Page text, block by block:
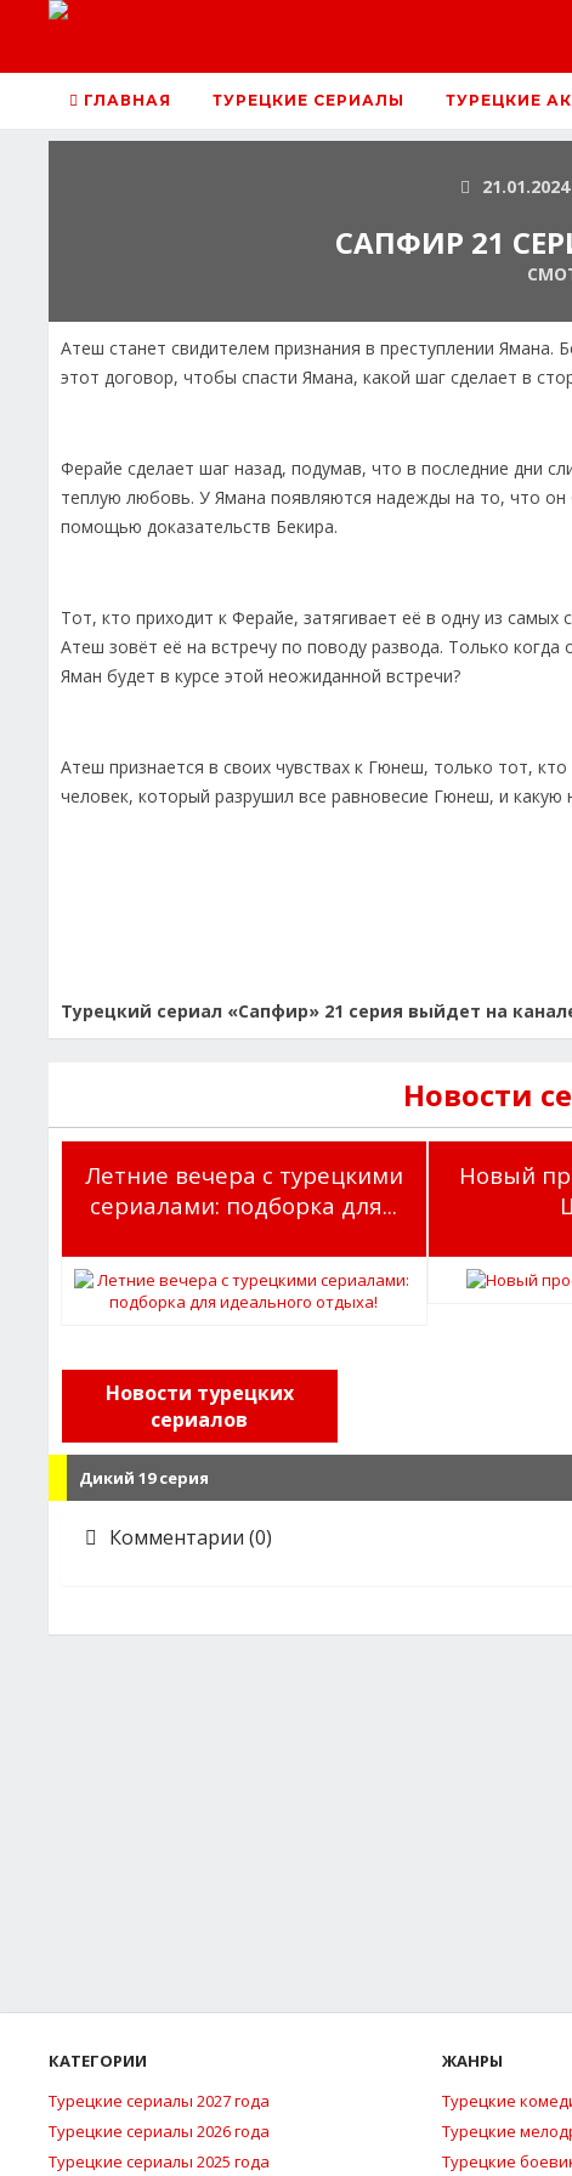
ГЛАВНАЯ ТУРЕЦКИЕ СЕРИАЛЫ ТУРЕЦКИЕ
21.01.2024
САПФИР 21
Атеш станет свидителем признания в преступлении Ямана.
этот договор, чтобы спасти Ямана, какой шаг сделает в
Ферайе сделает шаг назад, подумав, что в последние дни
теплую любовь. У Ямана появляются надежды на то, что он
помощью доказательств Бекира.
Тот, кто приходит к Ферайе, затягивает её в одну из
Атеш зовёт её на встречу по поводу развода. Только
Яман будет в курсе этой неожиданной встречи?
Атеш признается в своих чувствах к Гюнеш, только тот,
человек, который разрушил все равновесие Гюнеш, и какую
Турецкий сериал «Сапфир» 21 серия выйдет на
Новости
Летние вечера с турецкими
сериалами: подборка для...
Новый
Новости турецких
сериалов
Дикий 19 серия
Комментарии (0)
КАТЕГОРИИ
Турецкие сериалы 2027 года
Турецкие сериалы 2026 года
Турецкие сериалы 2025 года
ЖАНРЫ
Турецкие
Турецкие
Турецкие